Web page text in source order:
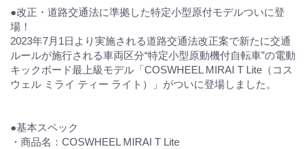
●改正・道路交通法に準拠した特定小型原付モデルついに登
場！
2023年7月1日より実施される道路交通法改正案で新たに交通
ルールが施行される車両区分“特定小型原動機付自転車”の電動
キックボード最上級モデル「COSWHEEL MIRAI T Lite（コス
ウェル ミライ ティー ライト）」がついに登場しました。
●基本スペック
・商品名：COSWHEEL MIRAI T Lite